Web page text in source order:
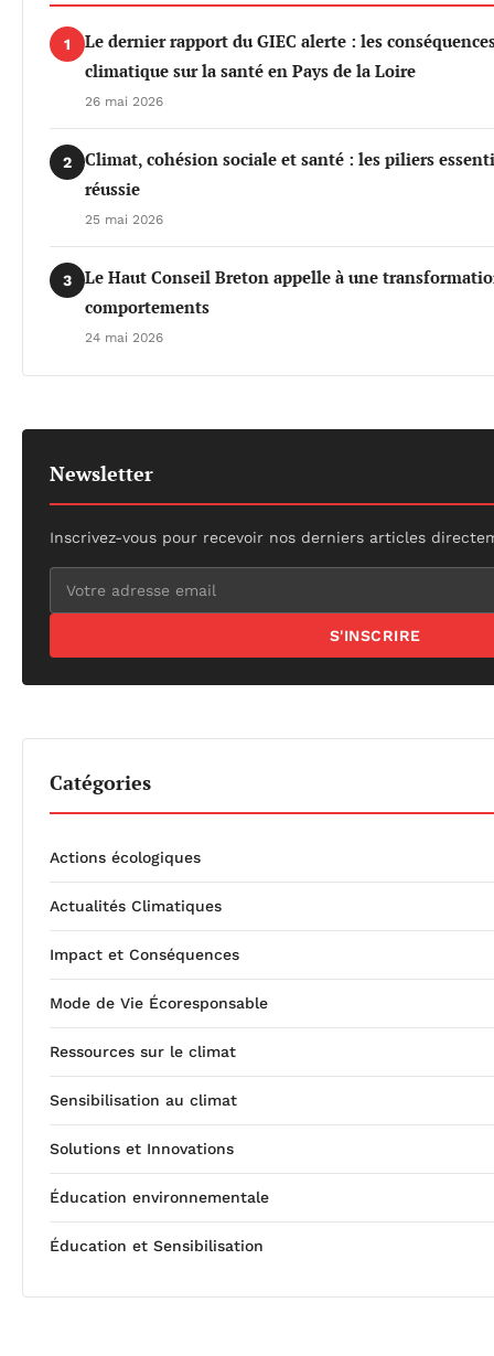
1
Le dernier rapport du GIEC alerte : les
climatique sur la santé en Pays de la Loire
26 mai 2026
2
Climat, cohésion sociale et santé : les piliers
réussie
25 mai 2026
3
Le Haut Conseil Breton appelle à une
comportements
24 mai 2026
Newsletter
Inscrivez-vous pour recevoir nos derniers articles
S'INSCRIRE
Catégories
Actions écologiques
Actualités Climatiques
Impact et Conséquences
Mode de Vie Écoresponsable
Ressources sur le climat
Sensibilisation au climat
Solutions et Innovations
Éducation environnementale
Éducation et Sensibilisation